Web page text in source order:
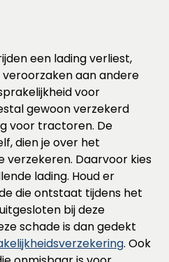
een lading verliest,
aan andere
voor
gewoon verzekerd
voor tractoren. De
dien je over het
verzekeren. Daarvoor kies
lading. Houd er
die ontstaat tijdens het
bij deze
schade is dan gedekt
. Ook